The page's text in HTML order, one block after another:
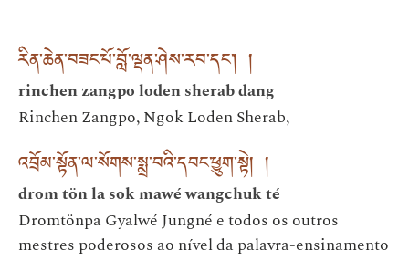
རིན་ཆེན་བཟང་པོ་བློ་ལྡན་ཤེས་རབ་དང༌། །
rinchen zangpo loden sherab dang
Rinchen Zangpo, Ngok Loden Sherab,
འབྲོམ་སྟོན་ལ་སོགས་སྨྲ་བའི་དབང་ཕྱུག་སྟེ། །
drom tön la sok mawé wangchuk té
Dromtönpa Gyalwé Jungné e todos os outros
mestres poderosos ao nível da palavra-ensinamento